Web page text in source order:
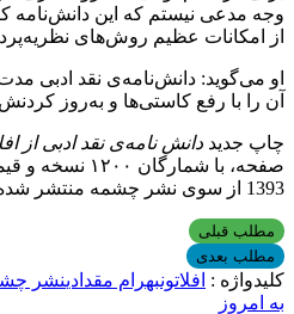
وجه مدعی نیستم که این دانش‌نامه
از امکانات عظیم روش‌های
او می‌گوید: دانش‌نامه‌ی نقد ادبی
آن را با رفع کاستی‌ها و به‌روز
چاپ جدید دانش ‌نامه‌ی نقد ادبی از
1393 از سوی نشر چشمه منتشر شده است.
مطلب قبلی
مطلب بعدی
کلیدواژه : افلاتونبهرام مقدادینشر
به امروز